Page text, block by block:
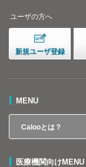
ユーザの方へ
新規ユーザ登録
MENU
Calooとは？
医療機関向けMENU